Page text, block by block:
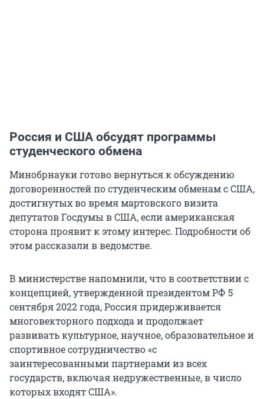
Россия и США обсудят программы
студенческого обмена
Минобрнауки готово вернуться к обсуждению
договоренностей по студенческим обменам с США,
достигнутых во время мартовского визита
депутатов Госдумы в США, если американская
сторона проявит к этому интерес. Подробности об
этом рассказали в ведомстве.
В министерстве напомнили, что в соответствии с
концепцией, утвержденной президентом РФ 5
сентября 2022 года, Россия придерживается
многовекторного подхода и продолжает
развивать культурное, научное, образовательное и
спортивное сотрудничество «с
заинтересованными партнерами из всех
государств, включая недружественные, в число
которых входят США».